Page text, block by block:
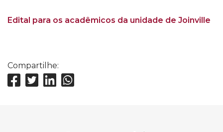
Edital para os acadêmicos da unidade de Joinville
Compartilhe: